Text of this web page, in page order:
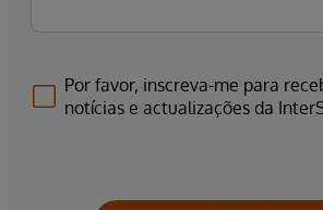
Por favor, inscreva-me para
notícias e actualizações da